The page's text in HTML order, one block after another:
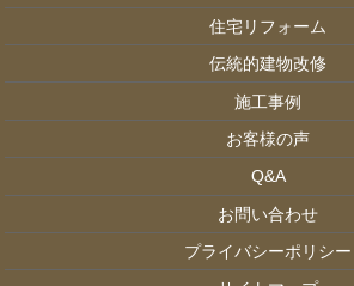
住宅リフォーム
伝統的建物改修
施工事例
お客様の声
Q&A
お問い合わせ
プライバシーポリシー